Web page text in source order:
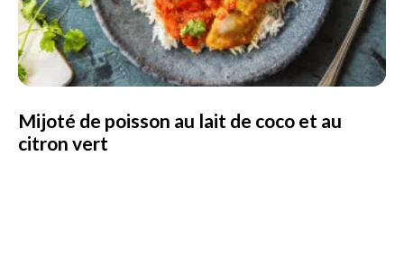
Mijoté de poisson au lait de coco et au
citron vert